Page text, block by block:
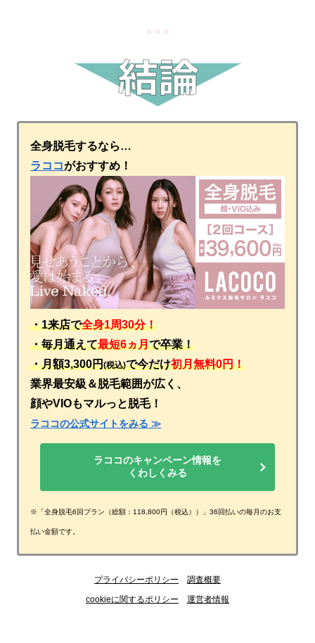
● ● ●
全身脱毛するなら…
ラココがおすすめ！
・1来店で全身1周30分！
・毎月通えて最短6ヵ月で卒業！
・月額3,300円(税込)で今だけ初月無料0円！
業界最安級＆脱毛範囲が広く、
顔やVIOもマルっと脱毛！
ラココの公式サイトをみる ≫
ラココのキャンペーン情報を
くわしくみる
※「全身脱毛6回プラン（総額：118,800円（税込））」36回払いの毎月のお支
払い金額です。
プライバシーポリシー
調査概要
cookieに関するポリシー
運営者情報